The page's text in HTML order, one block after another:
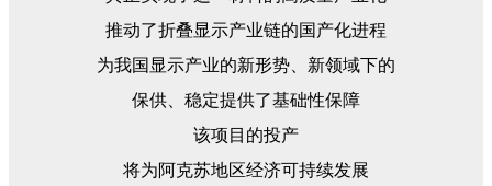
推动了折叠显示产业链的国产化进程
为我国显示产业的新形势、新领域下的
保供、稳定提供了基础性保障
该项目的投产
将为阿克苏地区经济可持续发展